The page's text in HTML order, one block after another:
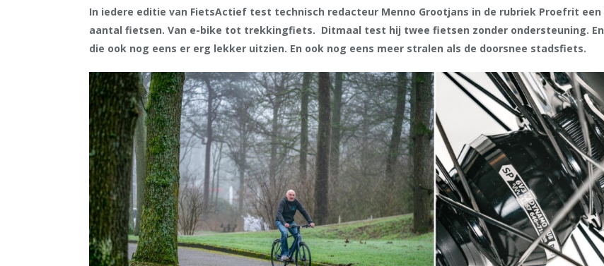
In iedere editie van FietsActief test technisch redacteur Menno Grootjans in de rubriek Proefrit een
aantal fietsen. Van e-bike tot trekkingfiets. Ditmaal test hij twee fietsen zonder ondersteuning. En
die ook nog eens er erg lekker uitzien. En ook nog eens meer stralen als de doorsnee stadsfiets.